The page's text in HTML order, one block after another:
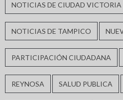
NOTICIAS DE CIUDAD VICTORIA
NOTICIAS DE TAMPICO
PARTICIPACIÓN CIUDADANA
REYNOSA SALUD PUBLICA